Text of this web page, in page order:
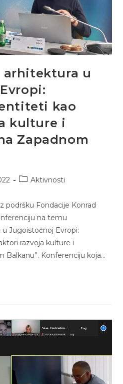
arhitektura u
kao
kulture i
Zapadnom
PostAktivnosti
podršku Fondacije Konrad
na temu
Jugoistočnoj Evropi:
razvoja kulture i
Balkanu”. Konferenciju koja…